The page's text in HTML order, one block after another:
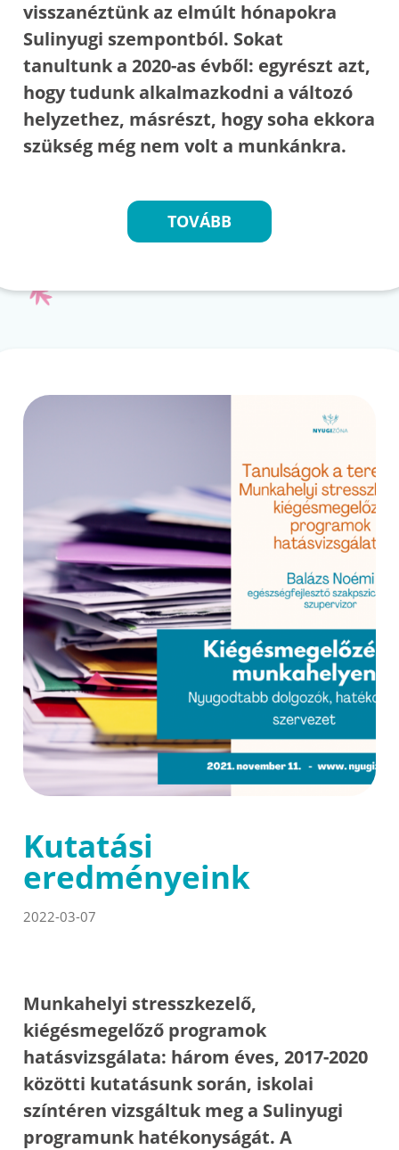
visszanéztünk az elmúlt hónapokra
Sulinyugi szempontból. Sokat
tanultunk a 2020-as évből: egyrészt azt,
hogy tudunk alkalmazkodni a változó
helyzethez, másrészt, hogy soha ekkora
szükség még nem volt a munkánkra.
TOVÁBB
Kutatási
eredményeink
2022-03-07
Munkahelyi stresszkezelő,
kiégésmegelőző programok
hatásvizsgálata: három éves, 2017-2020
közötti kutatásunk során, iskolai
színtéren vizsgáltuk meg a Sulinyugi
programunk hatékonyságát. A